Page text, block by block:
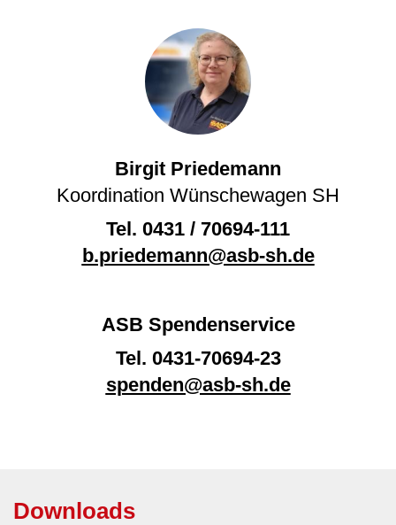
Birgit Priedemann
Koordination Wünschewagen SH
Tel. 0431 / 70694-111
b.priedemann@asb-sh.de
ASB Spendenservice
Tel. 0431-70694-23
spenden@asb-sh.de
Downloads